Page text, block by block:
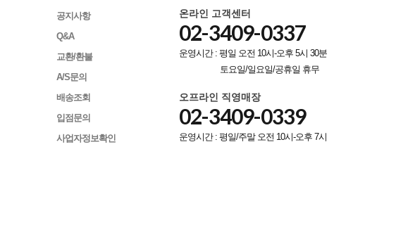
공지사항
Q&A
교환/환불
A/S문의
배송조회
입점문의
사업자정보확인
온라인 고객센터
02-3409-0337
운영시간 : 평일 오전 10시-오후 5시 30분
토요일/일요일/공휴일 휴무
오프라인 직영매장
02-3409-0339
운영시간 : 평일/주말 오전 10시-오후 7시